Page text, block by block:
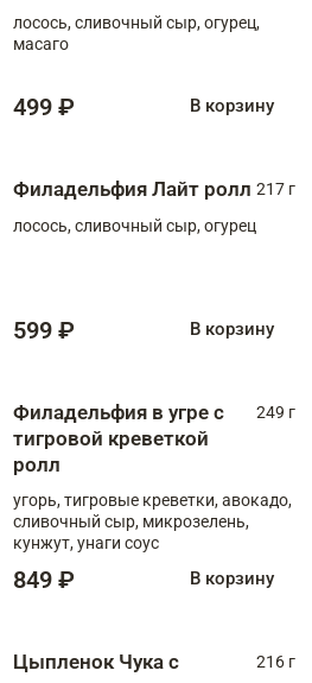
лосось, сливочный сыр, огурец,
масаго
499 ₽ В корзину
Филадельфия Лайт ролл 217 г
лосось, сливочный сыр, огурец
599 ₽ В корзину
Филадельфия в угре с
тигровой креветкой
ролл
249 г
угорь, тигровые креветки, авокадо,
сливочный сыр, микрозелень,
кунжут, унаги соус
849 ₽ В корзину
Цыпленок Чука с
216 г